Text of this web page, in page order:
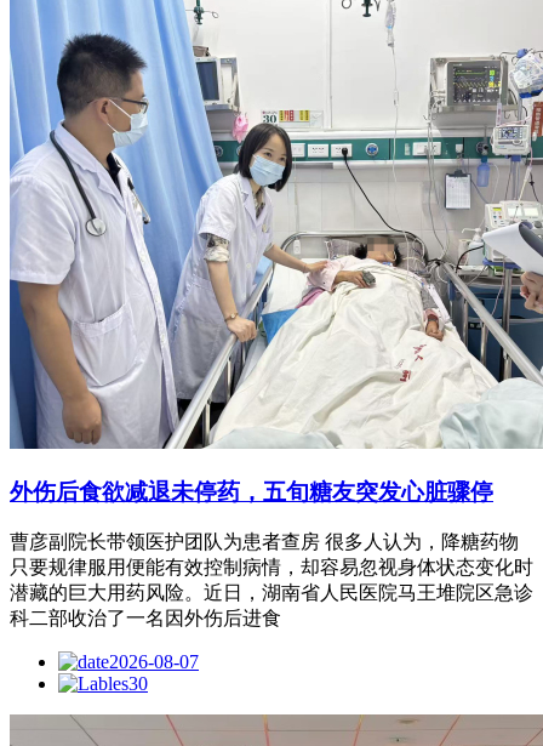
外伤后食欲减退未停药，五旬糖友突发心脏骤停
曹彦副院长带领医护团队为患者查房 很多人认为，降糖药物
只要规律服用便能有效控制病情，却容易忽视身体状态变化时
潜藏的巨大用药风险。近日，湖南省人民医院马王堆院区急诊
科二部收治了一名因外伤后进食
2026-08-07
30